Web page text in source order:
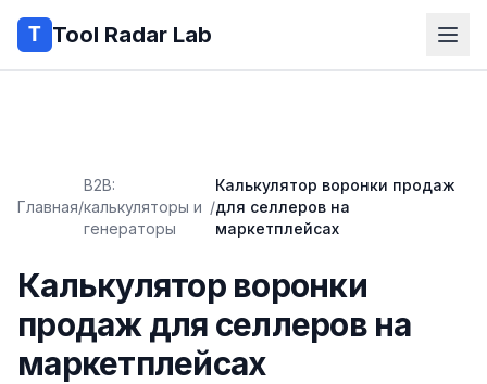
Tool Radar Lab
Главная/
B2B:
калькуляторы и
генераторы
/
Калькулятор воронки продаж
для селлеров на
маркетплейсах
Калькулятор воронки
продаж для селлеров на
маркетплейсах